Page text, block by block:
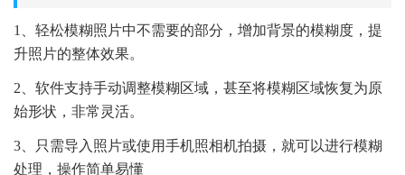
1、轻松模糊照片中不需要的部分，增加背景的模糊度，提
升照片的整体效果。
2、软件支持手动调整模糊区域，甚至将模糊区域恢复为原
始形状，非常灵活。
3、只需导入照片或使用手机照相机拍摄，就可以进行模糊
处理，操作简单易懂